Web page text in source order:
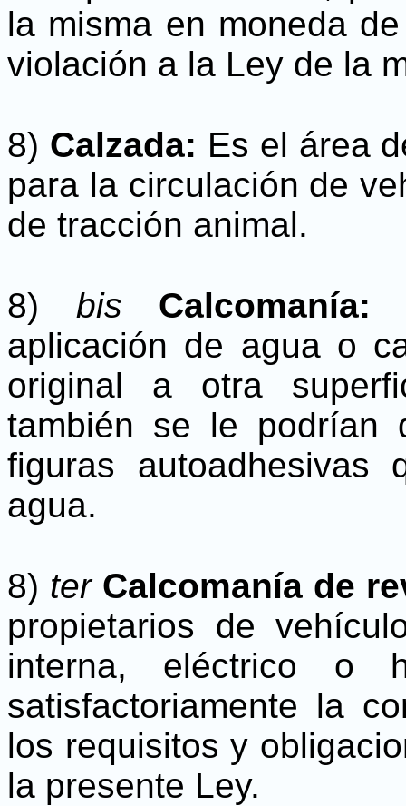
la misma en moneda
violación a la Ley de la
8) Calzada: Es el área
para la circulación de
de tracción animal.
8) bis
aplicación de agua o
original a otra
también se le podrían
figuras
agua.
8) ter Calcomanía de
propietarios de
interna, eléctrico o
satisfactoriamente la
los requisitos y
la presente Ley.